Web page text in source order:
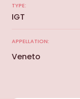
TYPE:
IGT
APPELLATION:
Veneto